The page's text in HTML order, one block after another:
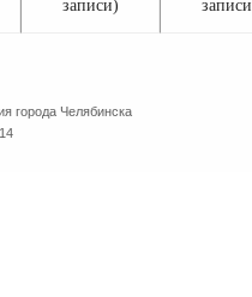
записи)
города Челябинска